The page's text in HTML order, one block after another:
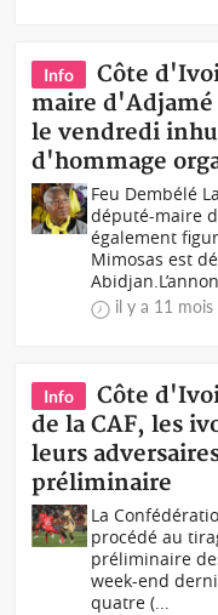
Info
Côte
maire d'Adjamé
le vendredi
d'hommage
Feu Dembélé
député-maire
également
Mimosas est
il y a 11 mois
Info
Côte
de la CAF, les
leurs
préliminaire
La
procédé au
préliminaire
week-end
quatre (...